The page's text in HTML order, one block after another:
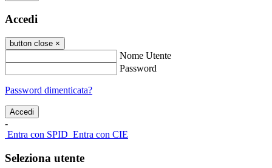
Accedi
button close ×
Nome Utente
Password
Password dimenticata?
-
Entra con SPID Entra con CIE
Seleziona utente